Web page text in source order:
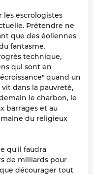
les escrologistes
Prétendre ne
que des éoliennes
fantasme.
technique,
qui sont en
quand un
dans la pauvreté,
le charbon, le
barrages et au
du religieux
qu'il faudra
de milliards pour
décourager tout